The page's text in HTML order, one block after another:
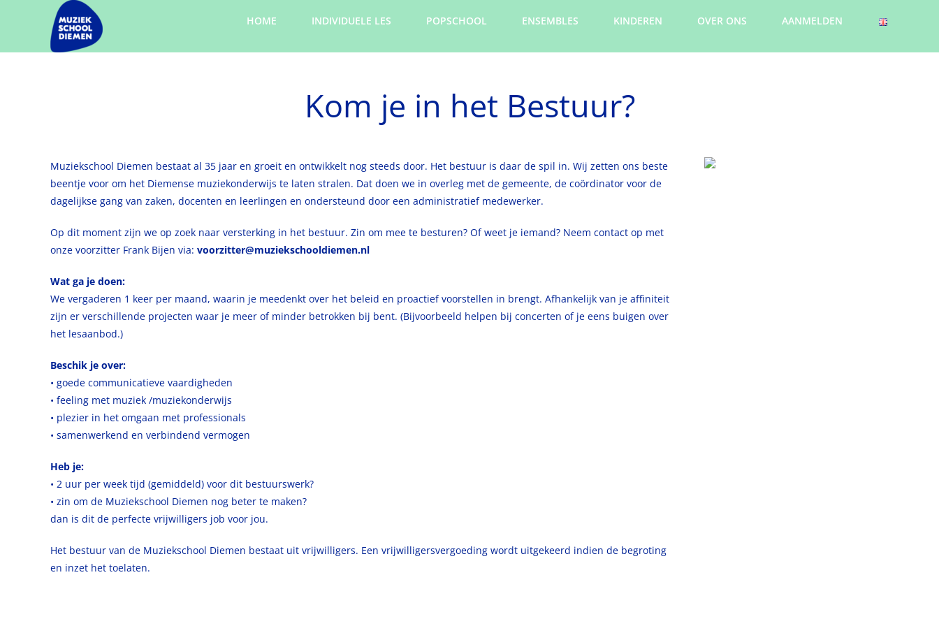
HOME INDIVIDUELE LES POPSCHOOL ENSEMBLES KINDEREN OVER ONS AANMELDEN
Kom je in het Bestuur?
Muziekschool Diemen bestaat al 35 jaar en groeit en ontwikkelt nog steeds door. Het bestuur is daar de spil in. Wij zetten ons beste
beentje voor om het Diemense muziekonderwijs te laten stralen. Dat doen we in overleg met de gemeente, de coördinator voor de
dagelijkse gang van zaken, docenten en leerlingen en ondersteund door een administratief medewerker.
Op dit moment zijn we op zoek naar versterking in het bestuur. Zin om mee te besturen? Of weet je iemand? Neem contact op met
onze voorzitter Frank Bijen via: voorzitter@muziekschooldiemen.nl
Wat ga je doen:
We vergaderen 1 keer per maand, waarin je meedenkt over het beleid en proactief voorstellen in brengt. Afhankelijk van je affiniteit
zijn er verschillende projecten waar je meer of minder betrokken bij bent. (Bijvoorbeeld helpen bij concerten of je eens buigen over
het lesaanbod.)
Beschik je over:
• goede communicatieve vaardigheden
• feeling met muziek /muziekonderwijs
• plezier in het omgaan met professionals
• samenwerkend en verbindend vermogen
Heb je:
• 2 uur per week tijd (gemiddeld) voor dit bestuurswerk?
• zin om de Muziekschool Diemen nog beter te maken?
dan is dit de perfecte vrijwilligers job voor jou.
Het bestuur van de Muziekschool Diemen bestaat uit vrijwilligers. Een vrijwilligersvergoeding wordt uitgekeerd indien de begroting
en inzet het toelaten.